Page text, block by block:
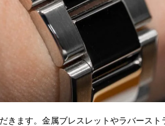
きます。金属ブレスレットやラバースト